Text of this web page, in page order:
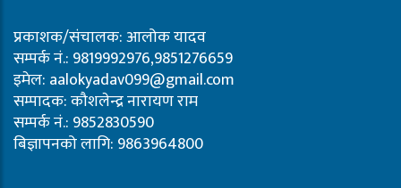
प्रकाशक/संचालक: आलोक यादव
सम्पर्क नं.: 9819992976,9851276659
इमेल: aalokyadav099@gmail.com
सम्पादक: कौशलेन्द्र नारायण राम
सम्पर्क नं.: 9852830590
बिज्ञापनको लागि: 9863964800